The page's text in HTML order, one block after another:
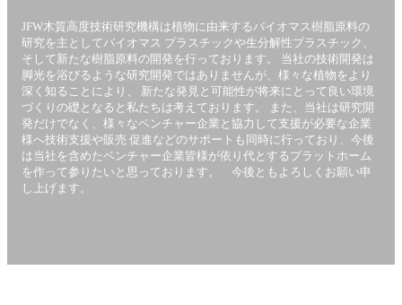
JFW木質高度技術研究機構は植物に由来するバイオマス樹脂原料の
研究を主としてバイオマス プラスチックや生分解性プラスチック、
そして新たな樹脂原料の開発を行っております。 当社の技術開発は
脚光を浴びるような研究開発ではありませんが、様々な植物をより
深く知ることにより、 新たな発見と可能性が将来にとって良い環境
づくりの礎となると私たちは考えております。 また、当社は研究開
発だけでなく、様々なベンチャー企業と協力して支援が必要な企業
様へ技術支援や販売 促進などのサポートも同時に行っており、今後
は当社を含めたベンチャー企業皆様が依り代とするプラットホーム
を作って参りたいと思っております。 今後ともよろしくお願い申
し上げます。